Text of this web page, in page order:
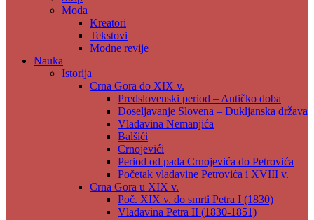
Moda
Kreatori
Tekstovi
Modne revije
Nauka
Istorija
Crna Gora do XIX v.
Predslovenski period – Antičko doba
Doseljavanje Slovena – Dukljanska država
Vladavina Nemanjića
Balšići
Crnojevići
Period od pada Crnojevića do Petrovića
Početak vladavine Petrovića i XVIII v.
Crna Gora u XIX v.
Poč. XIX v. do smrti Petra I (1830)
Vladavina Petra II (1830-1851)